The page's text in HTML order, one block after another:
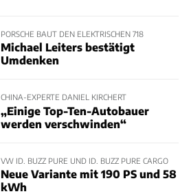
PORSCHE BAUT DEN ELEKTRISCHEN 718
Michael Leiters bestätigt
Umdenken
CHINA-EXPERTE DANIEL KIRCHERT
„Einige Top-Ten-Autobauer
werden verschwinden“
VW ID. BUZZ PURE UND ID. BUZZ PURE CARGO
Neue Variante mit 190 PS und 58
kWh